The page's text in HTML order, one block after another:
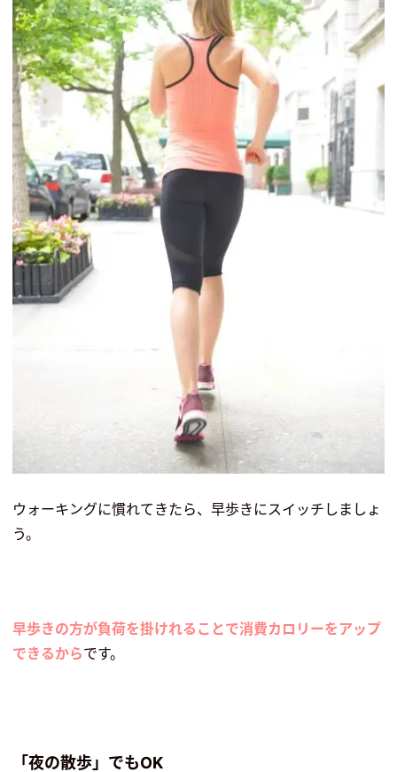
ウォーキングに慣れてきたら、早歩きにスイッチしましょ
う。
早歩きの方が負荷を掛けれることで消費カロリーをアップ
できるからです。
「夜の散歩」でもOK